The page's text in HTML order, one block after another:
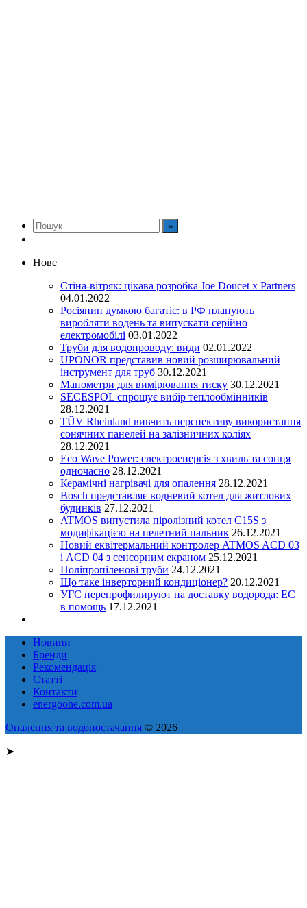
Нове
Стіна-вітряк: цікава розробка Joe Doucet x Partners
04.01.2022
Росіянин думкою багатіє: в РФ планують
виробляти водень та випускати серійно
електромобілі 03.01.2022
Труби для водопроводу: види 02.01.2022
UPONOR представив новий розширювальний
інструмент для труб 30.12.2021
Манометри для вимірювання тиску 30.12.2021
SECESPOL спрощує вибір теплообмінників
28.12.2021
TÜV Rheinland вивчить перспективу використання
сонячних панелей на залізничних коліях
28.12.2021
Eco Wave Power: електроенергія з хвиль та сонця
одночасно 28.12.2021
Керамічні нагрівачі для опалення 28.12.2021
Bosch представляє водневий котел для житлових
будинків 27.12.2021
ATMOS випустила піролізний котел C15S з
модифікацією на пелетний пальник 26.12.2021
Новий еквітермальний контролер ATMOS ACD 03
і ACD 04 з сенсорним екраном 25.12.2021
Поліпропіленові труби 24.12.2021
Що таке інверторний кондиціонер? 20.12.2021
УГС перепрофилируют на доставку водорода: EC
в помощь 17.12.2021
Новини
Бренди
Рекомендація
Статті
Контакти
energoone.com.ua
Опалення та водопостачання © 2026
➤